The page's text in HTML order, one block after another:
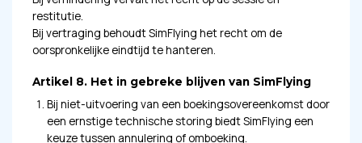
restitutie.
Bij vertraging behoudt SimFlying het recht om de
oorspronkelijke eindtijd te hanteren.
Artikel 8. Het in gebreke blijven van SimFlying
Bij niet-uitvoering van een boekingsovereenkomst door
een ernstige technische storing biedt SimFlying een
keuze tussen annulering of omboeking.